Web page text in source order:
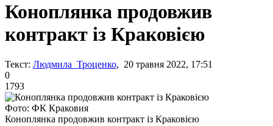
Коноплянка продовжив
контракт із Краковією
Текст: Людмила Троценко, 20 травня 2022, 17:51
0
1793
Фото: ФК Краковия
Коноплянка продовжив контракт із Краковією